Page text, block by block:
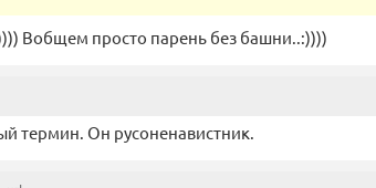
Вобщем просто парень без башни..:))))
термин. Он русоненавистник.